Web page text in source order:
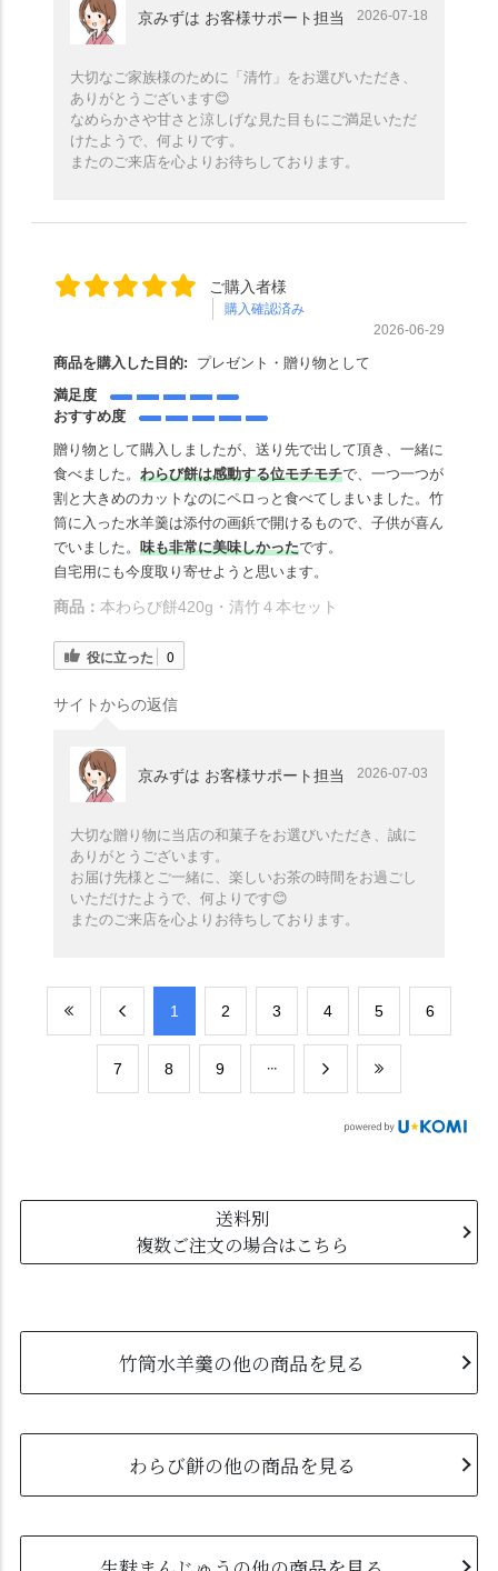
京みずは お客様サポート担当 2026-07-18
大切なご家族様のために「清竹」をお選びいただき、
ありがとうございます😊
なめらかさや甘さと涼しげな見た目もにご満足いただ
けたようで、何よりです。
またのご来店を心よりお待ちしております。
ご購入者様
購入確認済み
2026-06-29
商品を購入した目的:
プレゼント・贈り物として
満足度
おすすめ度
贈り物として購入しましたが、送り先で出して頂き、一緒に
食べました。 わらび餅は感動する位モチモチで、一つ一つが
割と大きめのカットなのにペロっと食べてしまいました。竹
筒に入った水羊羹は添付の画鋲で開けるもので、子供が喜ん
でいました。 味も非常に美味しかったです。
自宅用にも今度取り寄せようと思います。
商品： 本わらび餅420g・清竹４本セット
役に立った 0
サイトからの返信
京みずは お客様サポート担当 2026-07-03
大切な贈り物に当店の和菓子をお選びいただき、誠に
ありがとうございます。
お届け先様とご一緒に、楽しいお茶の時間をお過ごし
いただけたようで、何よりです😊
またのご来店を心よりお待ちしております。
​1 ​2 ​3 ​4 ​5 ​6
​7 ​8 ​9
送料別
複数ご注文の場合はこちら
竹筒水羊羹の他の商品を見る
わらび餅の他の商品を見る